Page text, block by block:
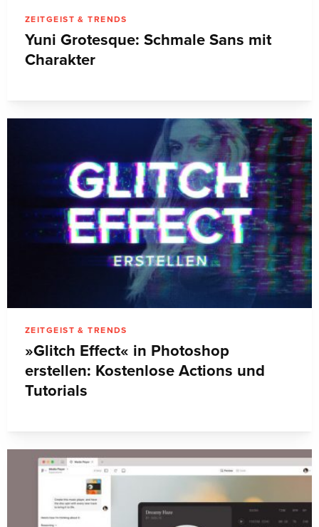
ZEITGEIST & TRENDS
Yuni Grotesque: Schmale Sans mit
Charakter
ZEITGEIST & TRENDS
»Glitch Effect« in Photoshop
erstellen: Kostenlose Actions und
Tutorials